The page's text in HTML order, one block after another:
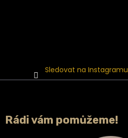
Sledovat na Instagramu
Rádi vám pomůžeme!